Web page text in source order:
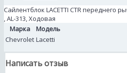
Сайлентблок LACETTI CTR переднего
, AL-313, Ходовая
Марка
Модель
Chevrolet Lacetti
Написать отзыв